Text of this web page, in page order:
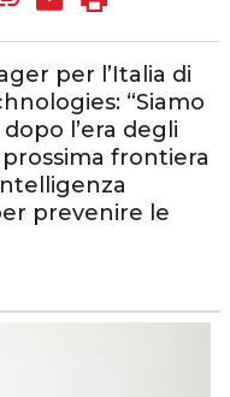
per l’Italia di
“Siamo
l’era degli
frontiera
prevenire le